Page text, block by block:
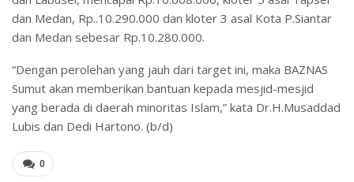
dan Medan, Rp..10.290.000 dan kloter 3 asal Kota P.Siantar
dan Medan sebesar Rp.10.280.000.
“Dengan perolehan yang jauh dari target ini, maka BAZNAS
Sumut akan memberikan bantuan kepada mesjid-mesjid
yang berada di daerah minoritas Islam,” kata Dr.H.Musaddad
Lubis dan Dedi Hartono. (b/d)
0